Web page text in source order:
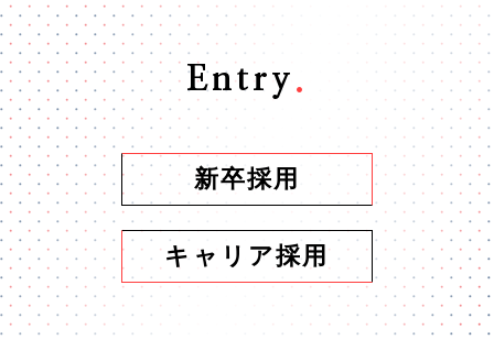
Entry.
新卒採用
キャリア採用